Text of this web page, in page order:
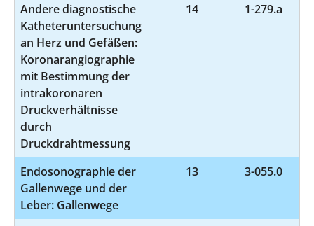
Andere diagnostische
Katheteruntersuchung
an Herz und Gefäßen:
Koronarangiographie
mit Bestimmung der
intrakoronaren
Druckverhältnisse
durch
Druckdrahtmessung
14 1-279.a
Endosonographie der
Gallenwege und der
Leber: Gallenwege
13 3-055.0